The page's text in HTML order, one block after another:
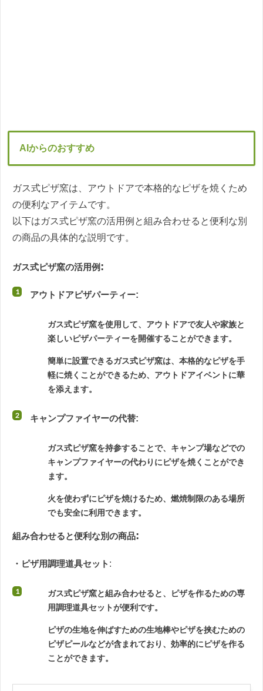
AIからのおすすめ
ガス式ピザ窯は、アウトドアで本格的なピザを焼くため
の便利なアイテムです。
以下はガス式ピザ窯の活用例と組み合わせると便利な別
の商品の具体的な説明です。
ガス式ピザ窯の活用例 :
アウトドアピザパーティー:
ガス式ピザ窯を使用して、アウトドアで友人や家族と
楽しいピザパーティーを開催することができます。
簡単に設置できるガス式ピザ窯は、本格的なピザを手
軽に焼くことができるため、アウトドアイベントに華
を添えます。
キャンプファイヤーの代替:
ガス式ピザ窯を持参することで、キャンプ場などでの
キャンプファイヤーの代わりにピザを焼くことができ
ます。
火を使わずにピザを焼けるため、燃焼制限のある場所
でも安全に利用できます。
組み合わせると便利な別の商品:
・ピザ用調理道具セット :
ガス式ピザ窯と組み合わせると、ピザを作るための専
用調理道具セットが便利です。
ピザの生地を伸ばすための生地棒やピザを挟むための
ピザピールなどが含まれており、効率的にピザを作る
ことができます。